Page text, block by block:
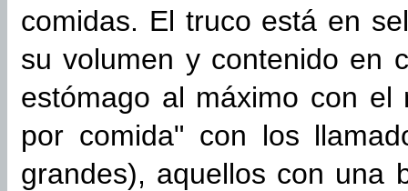
comidas. El truco está en
su volumen y contenido en
estómago al máximo con
por comida" con los
grandes), aquellos con una